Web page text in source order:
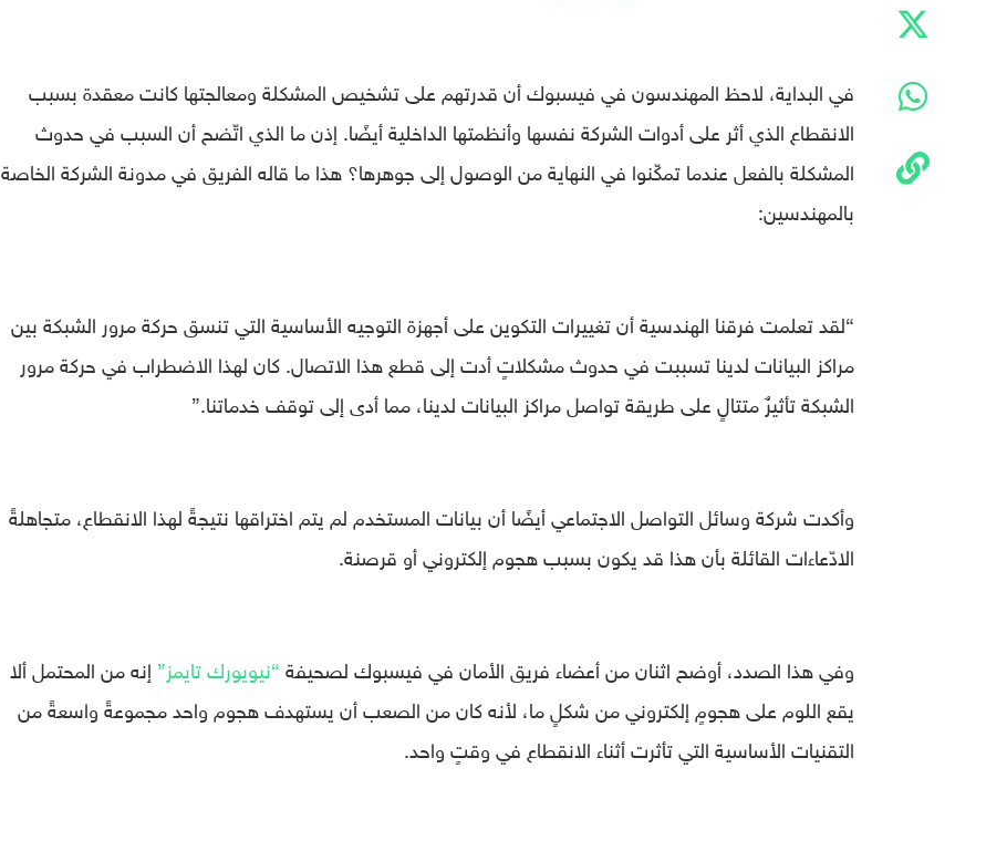
في البداية، لاحظ المهندسون في فيسبوك أن قدرتهم على تشخيص المشكلة ومعالجتها كانت معقدة بسبب
الانقطاع الذي أثر على أدوات الشركة نفسها وأنظمتها الداخلية أيضًا. إذن ما الذي اتّضح أن السبب في حدوث
المشكلة بالفعل عندما تمكّنوا في النهاية من الوصول إلى جوهرها؟ هذا ما قاله الفريق في مدونة الشركة الخاصة
بالمهندسين:
“لقد تعلمت فرقنا الهندسية أن تغييرات التكوين على أجهزة التوجيه الأساسية التي تنسق حركة مرور الشبكة بين
مراكز البيانات لدينا تسببت في حدوث مشكلاتٍ أدت إلى قطع هذا الاتصال. كان لهذا الاضطراب في حركة مرور
الشبكة تأثيرٌ متتالٍ على طريقة تواصل مراكز البيانات لدينا، مما أدى إلى توقف خدماتنا.”
وأكدت شركة وسائل التواصل الاجتماعي أيضًا أن بيانات المستخدم لم يتم اختراقها نتيجةً لهذا الانقطاع، متجاهلةً
الادّعاءات القائلة بأن هذا قد يكون بسبب هجوم إلكتروني أو قرصنة.
وفي هذا الصدد، أوضح اثنان من أعضاء فريق الأمان في فيسبوك لصحيفة“نيويورك تايمز” إنه من المحتمل ألا
يقع اللوم على هجومٍ إلكتروني من شكلٍ ما، لأنه كان من الصعب أن يستهدف هجوم واحد مجموعةً واسعةً من
التقنيات الأساسية التي تأثرت أثناء الانقطاع في وقتٍ واحد.